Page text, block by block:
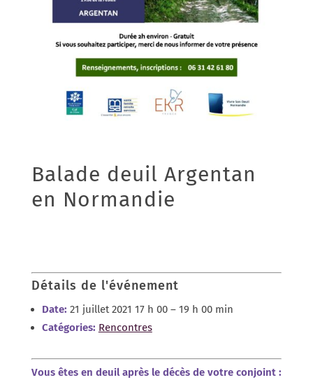
Balade deuil Argentan
en Normandie
Détails de l'événement
Date: 21 juillet 2021 17 h 00– 19 h 00 min
Catégories: Rencontres
Vous êtes en deuil après le décès de votre conjoint :